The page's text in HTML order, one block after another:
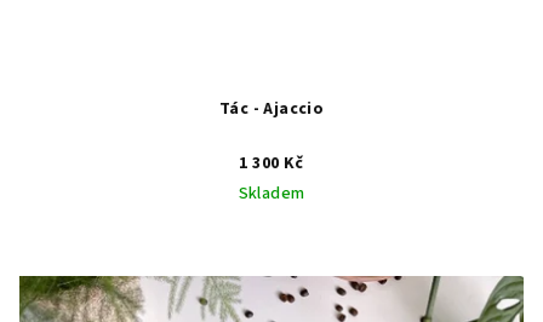
Tác - Ajaccio
1 300 Kč
Skladem